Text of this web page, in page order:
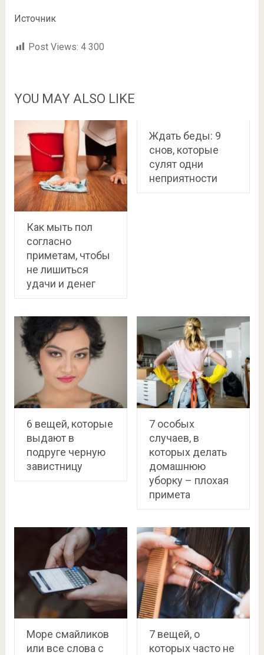
Источник
Post Views: 4 300
YOU MAY ALSO LIKE
Как мыть пол
согласно
приметам, чтобы
не лишиться
удачи и денег
Ждать беды: 9
снов, которые
сулят одни
неприятности
6 вещей, которые
выдают в
подруге черную
завистницу
7 особых
случаев, в
которых делать
домашнюю
уборку – плохая
примета
Море смайликов
или все слова с
7 вещей, о
которых часто не